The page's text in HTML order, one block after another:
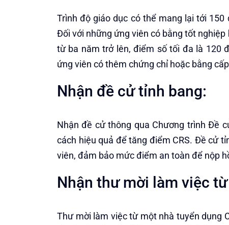
Trình độ giáo dục có thể mang lại tới
Đối với những ứng viên có bằng tốt
từ ba năm trở lên, điểm số tối đa là 120
ứng viên có thêm chứng chỉ hoặc bằng
Nhận đề cử tỉnh bang:
Nhận đề cử thông qua Chương trình Đề
cách hiệu quả để tăng điểm CRS. Đề cử
viên, đảm bảo mức điểm an toàn để nộp
Nhận thư mời làm việc
Thư mời làm việc từ một nhà tuyển dụng